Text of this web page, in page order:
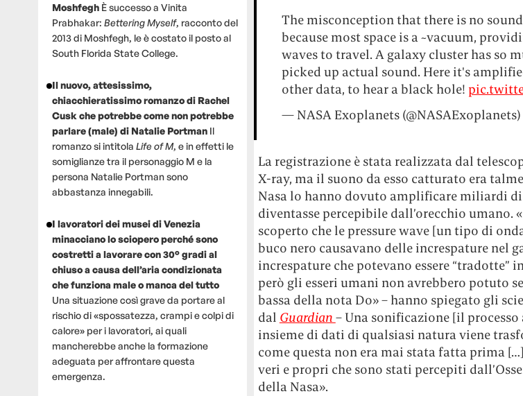
Moshfegh È successo a Vinita
Prabhakar: Bettering Myself, racconto del
2013 di Moshfegh, le è costato il posto al
South Florida State College.
Il nuovo, attesissimo,
chiacchieratissimo romanzo di Rachel
Cusk che potrebbe come non potrebbe
parlare (male) di Natalie Portman Il
romanzo si intitola Life of M, e in effetti le
somiglianze tra il personaggio M e la
persona Natalie Portman sono
abbastanza innegabili.
I lavoratori dei musei di Venezia
minacciano lo sciopero perché sono
costretti a lavorare con 30° gradi al
chiuso a causa dell’aria condizionata
che funziona male o manca del tutto
Una situazione così grave da portare al
rischio di «spossatezza, crampi e colpi di
calore» per i lavoratori, ai quali
mancherebbe anche la formazione
adeguata per affrontare questa
emergenza.
The misconception that there is no
because most space is a ~vacuum,
waves to travel. A galaxy cluster has so
picked up actual sound. Here it's
other data, to hear a black hole!
— NASA Exoplanets (@NASAExoplanets)
La registrazione è stata realizzata dal
X-ray, ma il suono da esso catturato era
Nasa lo hanno dovuto amplificare miliardi
diventasse percepibile dall’orecchio umano.
scoperto che le pressure wave [un tipo di
buco nero causavano delle increspature nel
increspature che potevano essere “tradotte”
però gli esseri umani non avrebbero potuto
bassa della nota Do» – hanno spiegato gli
dal Guardian – Una sonificazione [il
insieme di dati di qualsiasi natura viene
come questa non era mai stata fatta prima
veri e propri che sono stati percepiti
della Nasa».